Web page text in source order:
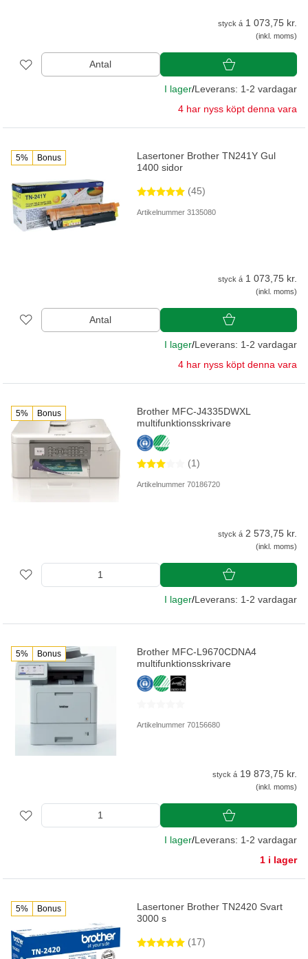
styck á 1 073,75 kr.
(inkl. moms)
Antal
I lager/Leverans: 1-2 vardagar
4 har nyss köpt denna vara
5% Bonus
Lasertoner Brother TN241Y Gul
1400 sidor
(45)
Artikelnummer 3135080
styck á 1 073,75 kr.
(inkl. moms)
Antal
I lager/Leverans: 1-2 vardagar
4 har nyss köpt denna vara
5% Bonus
Brother MFC-J4335DWXL
multifunktionsskrivare
(1)
Artikelnummer 70186720
styck á 2 573,75 kr.
(inkl. moms)
I lager/Leverans: 1-2 vardagar
5% Bonus
Brother MFC-L9670CDNA4
multifunktionsskrivare
Artikelnummer 70156680
styck á 19 873,75 kr.
(inkl. moms)
I lager/Leverans: 1-2 vardagar
1 i lager
5% Bonus
Lasertoner Brother TN2420 Svart
3000 s
(17)